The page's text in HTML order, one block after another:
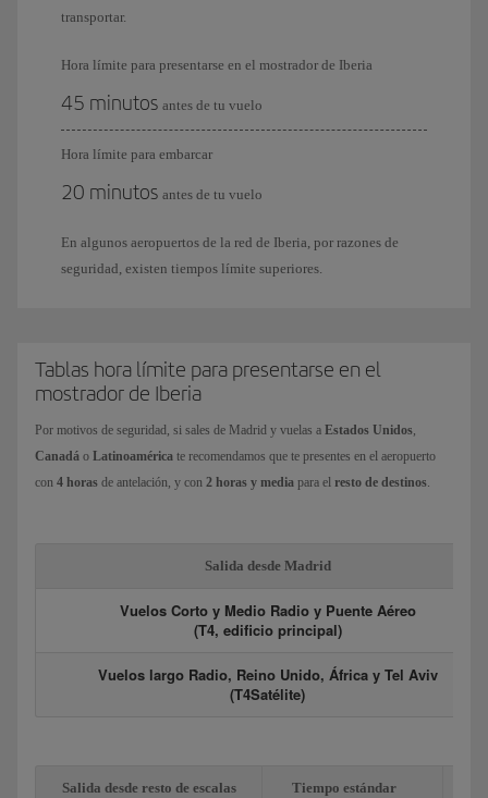
transportar.
Hora límite para presentarse en el mostrador de Iberia
45 minutos antes de tu vuelo
Hora límite para embarcar
20 minutos antes de tu vuelo
En algunos aeropuertos de la red de Iberia, por razones de
seguridad, existen tiempos límite superiores.
Tablas hora límite para presentarse en el
mostrador de Iberia
Por motivos de seguridad, si sales de Madrid y vuelas a Estados Unidos,
Canadá o Latinoamérica te recomendamos que te presentes en el aeropuerto
con 4 horas de antelación, y con 2 horas y media para el resto de destinos.
Salida desde Madrid
Vuelos Corto y Medio Radio y Puente Aéreo
(T4, edificio principal)
Vuelos largo Radio, Reino Unido, África y Tel Aviv
(T4Satélite)
Salida desde resto de escalas Tiempo estándar